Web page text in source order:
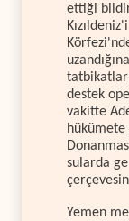
ettiği
destek
vakitte
hükümete
sularda
Yemen